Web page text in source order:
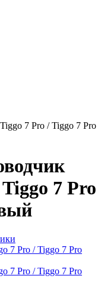
7 Pro / Tiggo 7 Pro
7 Pro